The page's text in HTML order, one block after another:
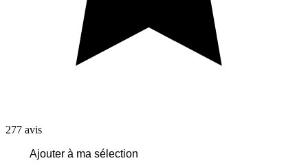
277 avis
Ajouter à ma sélection